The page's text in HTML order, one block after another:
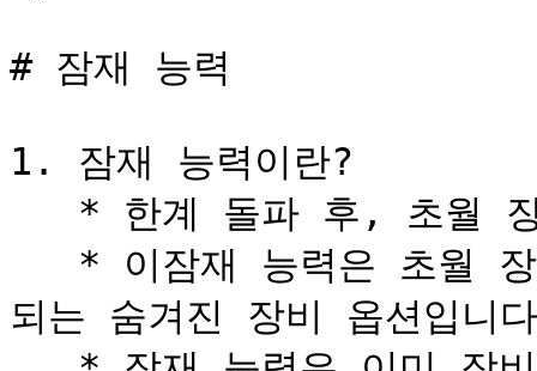
# 잠재 능력
1. 잠재 능력이란?
되는 숨겨진 장비 옵션입니